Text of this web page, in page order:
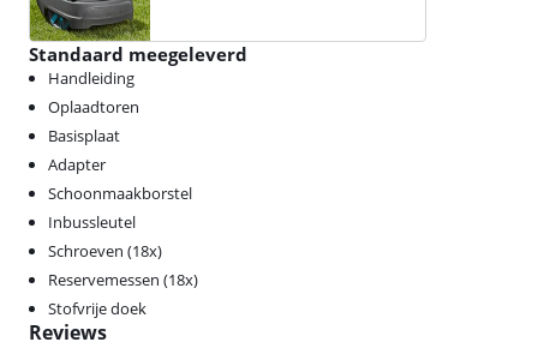
Standaard meegeleverd
Handleiding
Oplaadtoren
Basisplaat
Adapter
Schoonmaakborstel
Inbussleutel
Schroeven (18x)
Reservemessen (18x)
Stofvrije doek
Reviews